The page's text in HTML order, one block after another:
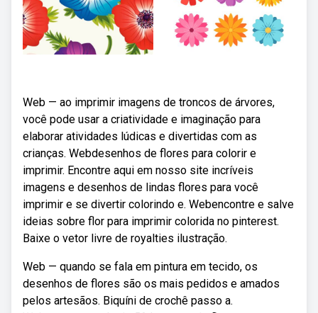
Web — ao imprimir imagens de troncos de árvores,
você pode usar a criatividade e imaginação para
elaborar atividades lúdicas e divertidas com as
crianças. Webdesenhos de flores para colorir e
imprimir. Encontre aqui em nosso site incríveis
imagens e desenhos de lindas flores para você
imprimir e se divertir colorindo e. Webencontre e salve
ideias sobre flor para imprimir colorida no pinterest.
Baixe o vetor livre de royalties ilustração.
Web — quando se fala em pintura em tecido, os
desenhos de flores são os mais pedidos e amados
pelos artesãos. Biquíni de crochê passo a.